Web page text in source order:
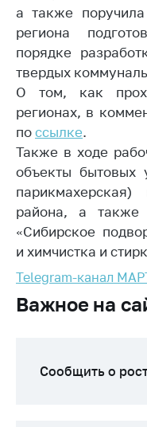
Биржевая
Выставочная
деятельность
Республике
Беларусь
Защита
персональных
данных
Новости
Обратиться в
Личный
граждан и
линия
Электронные
обращения
а также
региона
порядке
твердых
О том, как
регионах, в
поссылке.
Также в ходе
объекты бытовых
района, а также
«Сибирское
и химчистка и
Telegram-канал
Важное на
Сообщить о